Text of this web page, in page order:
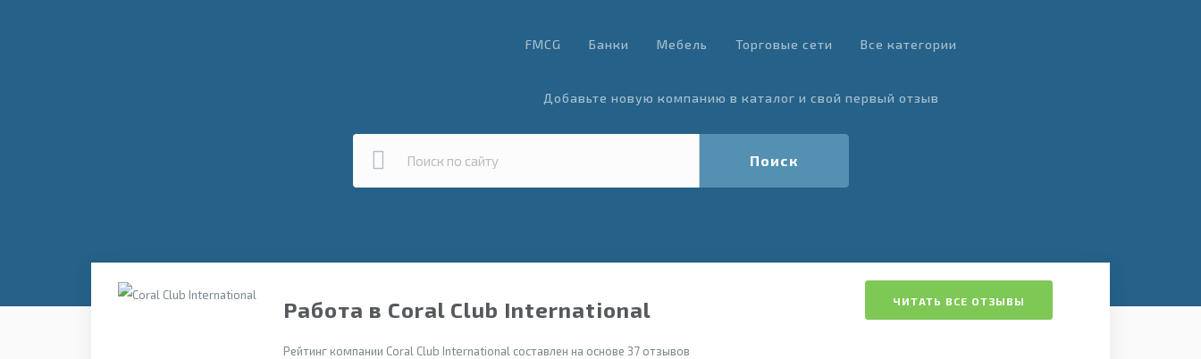
FMCG Банки Мебель Торговые сети Все категории
Добавьте новую компанию в каталог и свой первый отзыв
Поиск
Работа в Coral Club International
Рейтинг компании Coral Club International составлен на основе 37 отзывов
ЧИТАТЬ ВСЕ ОТЗЫВЫ